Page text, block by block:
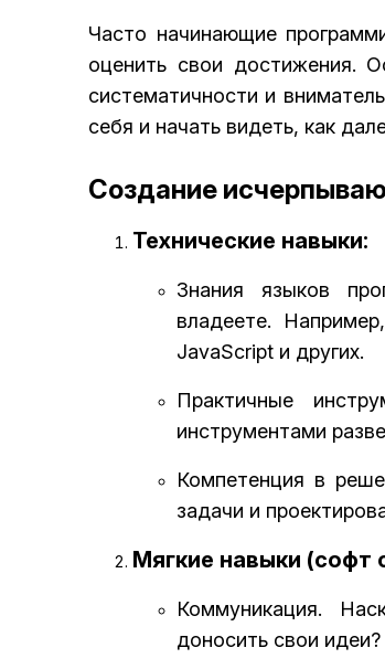
Часто начинающие
оценить свои достижения.
систематичности и
себя и начать видеть, как
Создание
Технические навыки:
Знания языков
владеете.
JavaScript и других.
Практичные
инструментами
Компетенция в
задачи и
Мягкие навыки (софт
Коммуникация.
доносить свои идеи?